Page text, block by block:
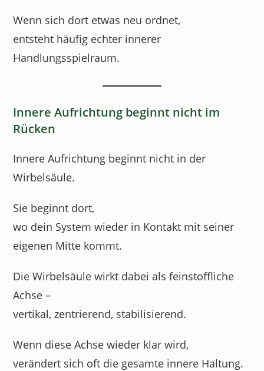
Wenn sich dort etwas neu ordnet,
entsteht häufig echter innerer
Handlungsspielraum.
Innere Aufrichtung beginnt nicht im
Rücken
Innere Aufrichtung beginnt nicht in der
Wirbelsäule.
Sie beginnt dort,
wo dein System wieder in Kontakt mit seiner
eigenen Mitte kommt.
Die Wirbelsäule wirkt dabei als feinstoffliche
Achse –
vertikal, zentrierend, stabilisierend.
Wenn diese Achse wieder klar wird,
verändert sich oft die gesamte innere Haltung.